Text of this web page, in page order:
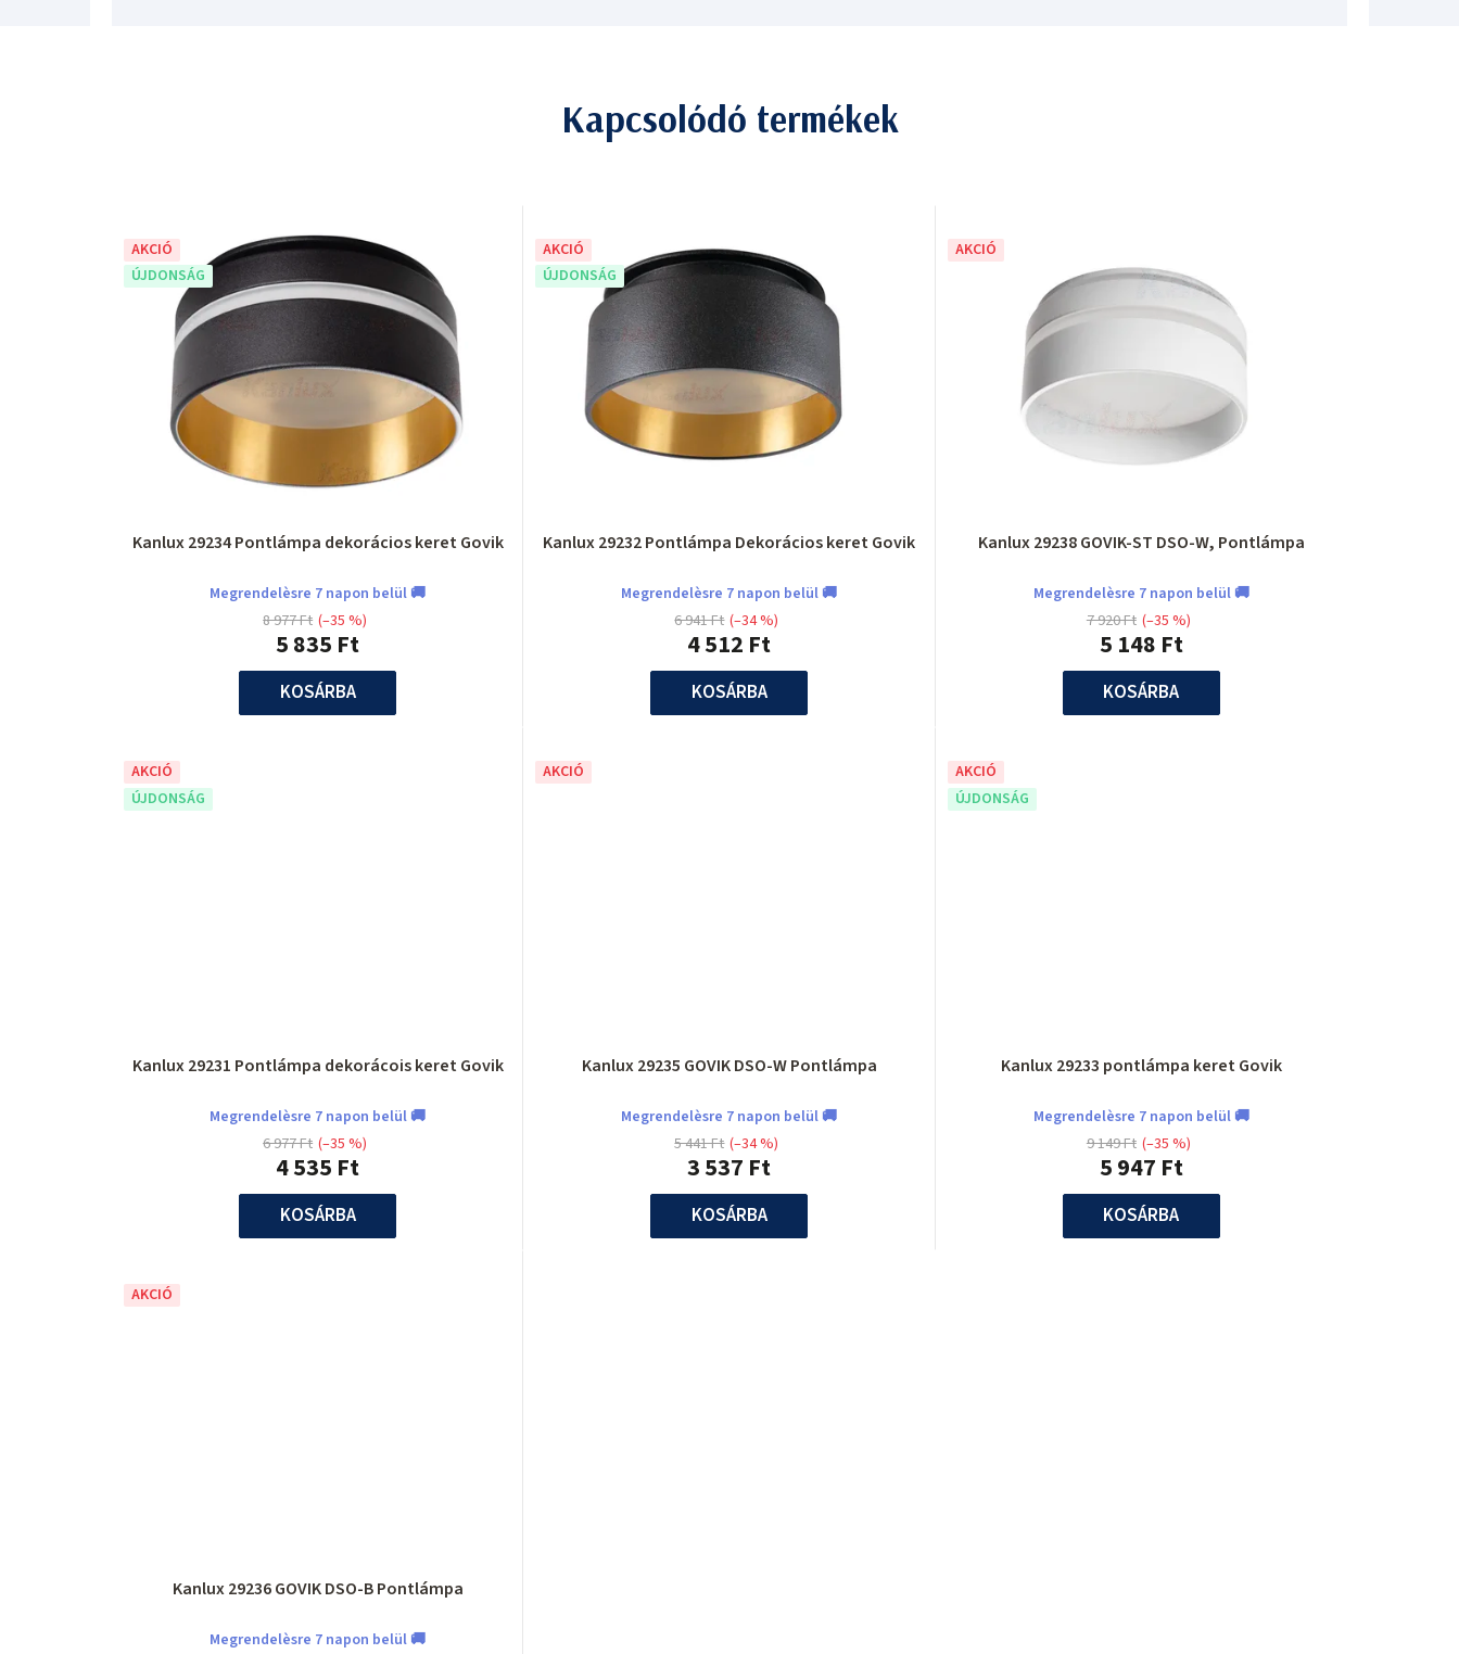
Kapcsolódó termékek
AKCIÓ
ÚJDONSÁG
Kanlux 29234 Pontlámpa dekorácios keret Govik
Megrendelèsre 7 napon belül 🚚
5 835 Ft
8 977 Ft (–35 %)
KOSÁRBA
AKCIÓ
ÚJDONSÁG
Kanlux 29232 Pontlámpa Dekorácios keret Govik
Megrendelèsre 7 napon belül 🚚
4 512 Ft
6 941 Ft (–34 %)
KOSÁRBA
AKCIÓ
Kanlux 29238 GOVIK-ST DSO-W, Pontlámpa
Megrendelèsre 7 napon belül 🚚
5 148 Ft
7 920 Ft (–35 %)
KOSÁRBA
AKCIÓ
ÚJDONSÁG
Kanlux 29231 Pontlámpa dekorácois keret Govik
Megrendelèsre 7 napon belül 🚚
4 535 Ft
6 977 Ft (–35 %)
KOSÁRBA
AKCIÓ
Kanlux 29235 GOVIK DSO-W Pontlámpa
Megrendelèsre 7 napon belül 🚚
3 537 Ft
5 441 Ft (–34 %)
KOSÁRBA
AKCIÓ
ÚJDONSÁG
Kanlux 29233 pontlámpa keret Govik
Megrendelèsre 7 napon belül 🚚
5 947 Ft
9 149 Ft (–35 %)
KOSÁRBA
AKCIÓ
Kanlux 29236 GOVIK DSO-B Pontlámpa
Megrendelèsre 7 napon belül 🚚